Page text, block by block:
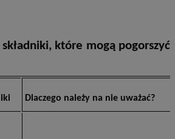
które mogą pogorszyć
Dlaczego należy na nie uważać?